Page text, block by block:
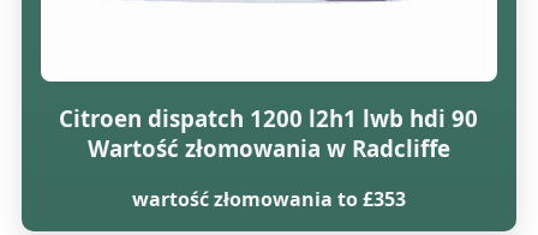
Citroen dispatch 1200 l2h1 lwb hdi 90
Wartość złomowania w Radcliffe
wartość złomowania to £353